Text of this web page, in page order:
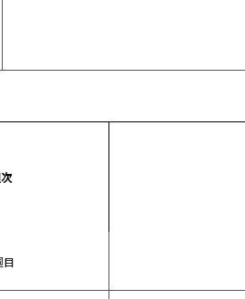
次
目